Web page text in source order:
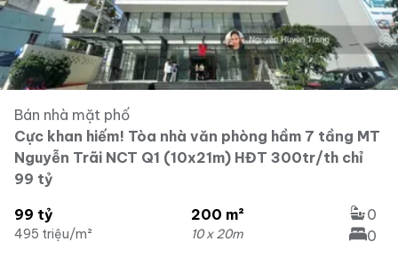
Bán nhà mặt phố
Cực khan hiếm! Tòa nhà văn phòng hầm 7 tầng MT
Nguyễn Trãi NCT Q1 (10x21m) HĐT 300tr/th chỉ
99 tỷ
99 tỷ
495 triệu/m²
200 m²
10 x 20m
0
0